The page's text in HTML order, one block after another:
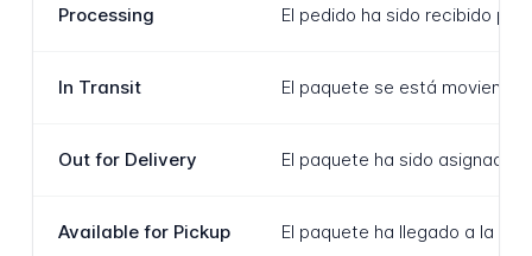
Processing El pedido ha sido recibido
In Transit El paquete se está
Out for Delivery El paquete ha sido asignado
Available for Pickup El paquete ha llegado a la